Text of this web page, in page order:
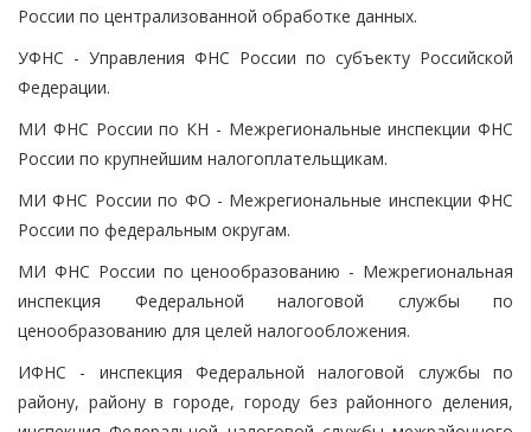
России по централизованной обработке данных.
УФНС - Управления ФНС России по субъекту Российской
Федерации.
МИ ФНС России по КН - Межрегиональные инспекции ФНС
России по крупнейшим налогоплательщикам.
МИ ФНС России по ФО - Межрегиональные инспекции ФНС
России по федеральным округам.
МИ ФНС России по ценообразованию - Межрегиональная
инспекция Федеральной налоговой службы по
ценообразованию для целей налогообложения.
ИФНС - инспекция Федеральной налоговой службы по
району, району в городе, городу без районного деления,